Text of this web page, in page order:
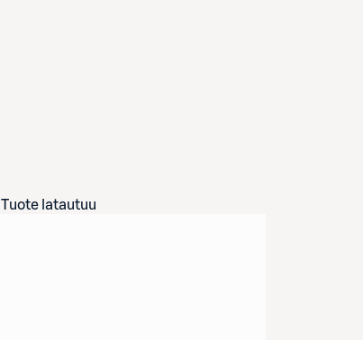
Tuote latautuu